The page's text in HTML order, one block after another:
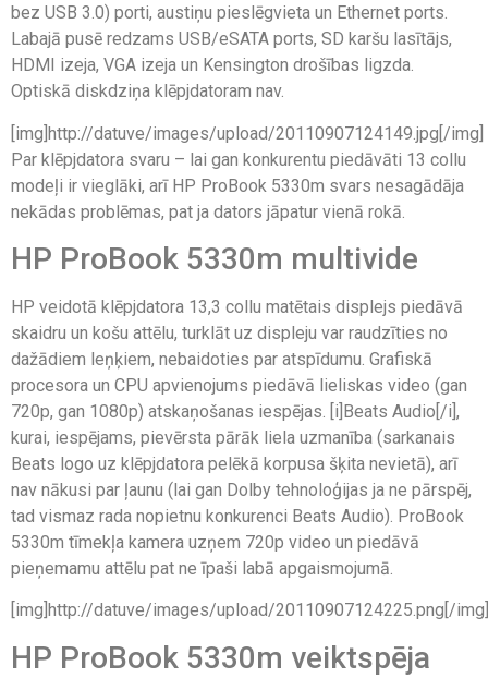
bez USB 3.0) porti, austiņu pieslēgvieta un Ethernet ports.
Labajā pusē redzams USB/eSATA ports, SD karšu lasītājs,
HDMI izeja, VGA izeja un Kensington drošības ligzda.
Optiskā diskdziņa klēpjdatoram nav.
[img]http://datuve/images/upload/20110907124149.jpg[/img]
Par klēpjdatora svaru – lai gan konkurentu piedāvāti 13 collu
modeļi ir vieglāki, arī HP ProBook 5330m svars nesagādāja
nekādas problēmas, pat ja dators jāpatur vienā rokā.
HP ProBook 5330m multivide
HP veidotā klēpjdatora 13,3 collu matētais displejs piedāvā
skaidru un košu attēlu, turklāt uz displeju var raudzīties no
dažādiem leņķiem, nebaidoties par atspīdumu. Grafiskā
procesora un CPU apvienojums piedāvā lieliskas video (gan
720p, gan 1080p) atskaņošanas iespējas. [i]Beats Audio[/i],
kurai, iespējams, pievērsta pārāk liela uzmanība (sarkanais
Beats logo uz klēpjdatora pelēkā korpusa šķita nevietā), arī
nav nākusi par ļaunu (lai gan Dolby tehnoloģijas ja ne pārspēj,
tad vismaz rada nopietnu konkurenci Beats Audio). ProBook
5330m tīmekļa kamera uzņem 720p video un piedāvā
pieņemamu attēlu pat ne īpaši labā apgaismojumā.
[img]http://datuve/images/upload/20110907124225.png[/img]
HP ProBook 5330m veiktspēja